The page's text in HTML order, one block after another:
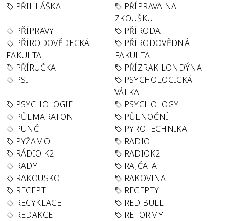
PŘIHLÁŠKA
PŘÍPRAVA NA
ZKOUŠKU
PŘÍPRAVY
PŘÍRODA
PŘÍRODOVĚDECKÁ
FAKULTA
PŘÍRODOVĚDNÁ
FAKULTA
PŘÍRUČKA
PŘÍZRAK LONDÝNA
PSI
PSYCHOLOGICKÁ
VÁLKA
PSYCHOLOGIE
PSYCHOLOGY
PŮLMARATON
PŮLNOČNÍ
PUNČ
PYROTECHNIKA
PYŽAMO
RADIO
RÁDIO K2
RADIOK2
RADY
RAJČATA
RAKOUSKO
RAKOVINA
RECEPT
RECEPTY
RECYKLACE
RED BULL
REDAKCE
REFORMY